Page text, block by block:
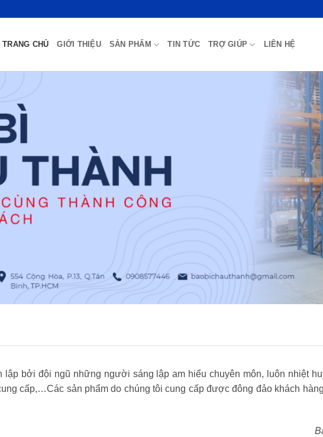
TRANG CHỦ GIỚI THIỆU SẢN PHẨM TIN TỨC TRỢ GIÚP LIÊN HỆ
bởi đội ngũ những người sáng lập am hiểu chuyên môn, luôn nhiệt
cấp,…Các sản phẩm do chúng tôi cung cấp được đông đảo khách